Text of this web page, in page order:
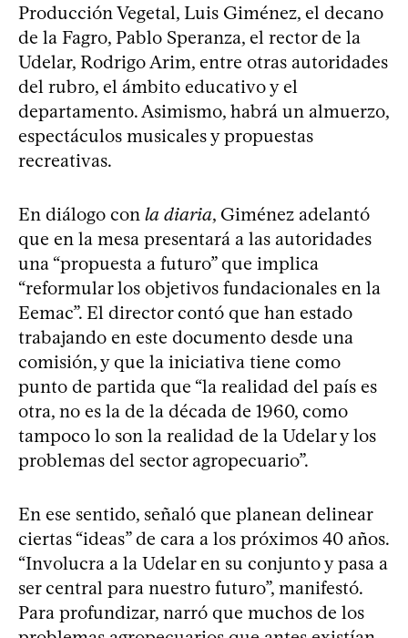
Producción Vegetal, Luis Giménez, el decano
de la Fagro, Pablo Speranza, el rector de la
Udelar, Rodrigo Arim, entre otras autoridades
del rubro, el ámbito educativo y el
departamento. Asimismo, habrá un almuerzo,
espectáculos musicales y propuestas
recreativas.
En diálogo con la diaria, Giménez adelantó
que en la mesa presentará a las autoridades
una “propuesta a futuro” que implica
“reformular los objetivos fundacionales en la
Eemac”. El director contó que han estado
trabajando en este documento desde una
comisión, y que la iniciativa tiene como
punto de partida que “la realidad del país es
otra, no es la de la década de 1960, como
tampoco lo son la realidad de la Udelar y los
problemas del sector agropecuario”.
En ese sentido, señaló que planean delinear
ciertas “ideas” de cara a los próximos 40 años.
“Involucra a la Udelar en su conjunto y pasa a
ser central para nuestro futuro”, manifestó.
Para profundizar, narró que muchos de los